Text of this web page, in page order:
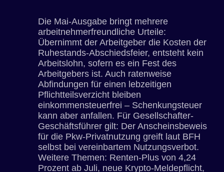
Die Mai-Ausgabe bringt mehrere
arbeitnehmerfreundliche Urteile:
Übernimmt der Arbeitgeber die Kosten der
Ruhestands-Abschiedsfeier, entsteht kein
Arbeitslohn, sofern es ein Fest des
Arbeitgebers ist. Auch ratenweise
Abfindungen für einen lebzeitigen
Pflichtteilsverzicht bleiben
einkommensteuerfrei – Schenkungsteuer
kann aber anfallen. Für Gesellschafter-
Geschäftsführer gilt: Der Anscheinsbeweis
für die Pkw-Privatnutzung greift laut BFH
selbst bei vereinbartem Nutzungsverbot.
Weitere Themen: Renten-Plus von 4,24
Prozent ab Juli, neue Krypto-Meldepflicht,